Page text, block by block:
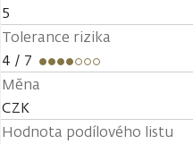
5
Tolerance rizika
4 / 7
Měna
CZK
Hodnota podílového listu